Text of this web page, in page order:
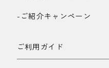
-ご紹介キャンペーン
ご利用ガイド